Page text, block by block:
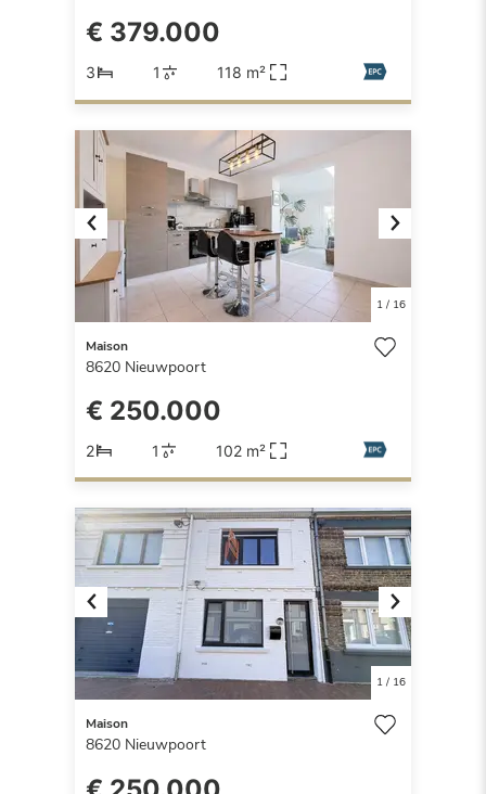
€ 379.000
3 1 118 m²
Previous Next
1/ 16
Maison
8620 Nieuwpoort
€ 250.000
2 1 102 m²
Previous Next
1/ 16
Maison
8620 Nieuwpoort